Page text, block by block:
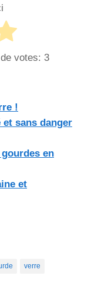
votes: 3
!
sans danger
en
et
verre